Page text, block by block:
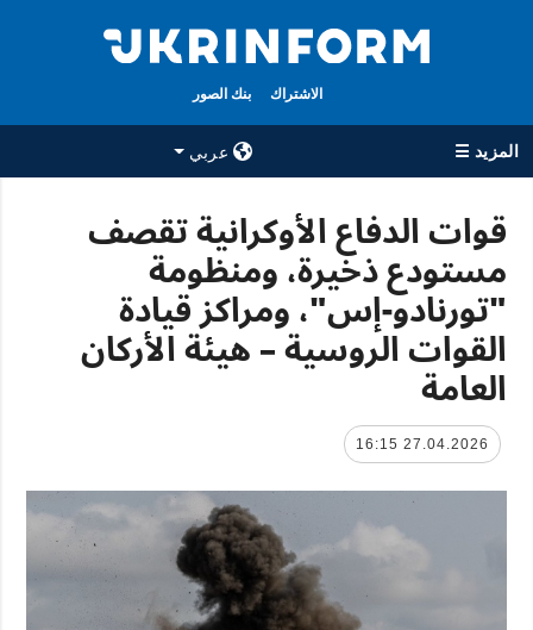
الاشتراك بنك الصور
المزيد ☰
عربي
جميع الأقسام
حرب
سياسة
اقتصاد
مجتمع
الدفاع
الوكالة
معلومات عن
الوكالة
جهات الاتصال
خدمات
الاشتراك
قوات الدفاع الأوكرانية تقصف
مستودع ذخيرة، ومنظومة
"تورنادو-إس"، ومراكز قيادة
القوات الروسية – هيئة الأركان
العامة
27.04.2026 16:15